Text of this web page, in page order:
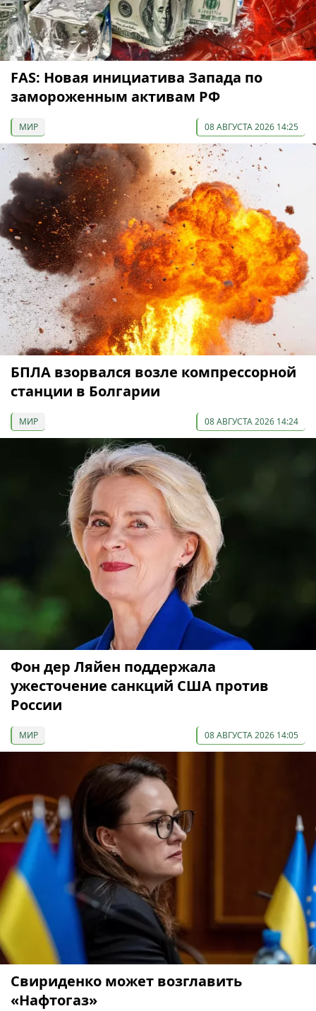
FAS: Новая инициатива Запада по
замороженным активам РФ
МИР 08 АВГУСТА 2026 14:25
БПЛА взорвался возле компрессорной
станции в Болгарии
МИР 08 АВГУСТА 2026 14:24
Фон дер Ляйен поддержала
ужесточение санкций США против
России
МИР 08 АВГУСТА 2026 14:05
Свириденко может возглавить
«Нафтогаз»